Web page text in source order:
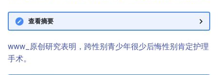
查看摘要
www_原创研究表明，跨性别青少年很少后悔性别肯定护理
手术。